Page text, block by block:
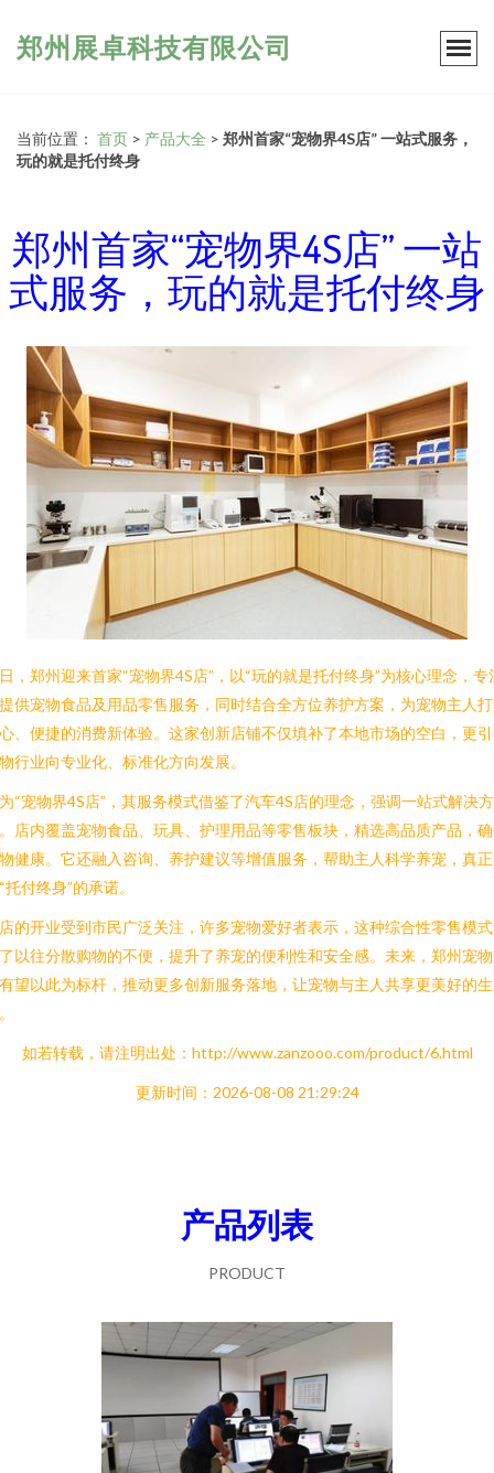
郑州展卓科技有限公司
当前位置： 首页 > 产品大全 > 郑州首家“宠物界4S店” 一站式服务，
玩的就是托付终身
郑州首家“宠物界4S店” 一站
式服务，玩的就是托付终身
，郑州迎来首家“宠物界4S店”，以“玩的就是托付终身”为核心理念，专
供宠物食品及用品零售服务，同时结合全方位养护方案，为宠物主人
、便捷的消费新体验。这家创新店铺不仅填补了本地市场的空白，更
行业向专业化、标准化方向发展。
“宠物界4S店”，其服务模式借鉴了汽车4S店的理念，强调一站式解决方
店内覆盖宠物食品、玩具、护理用品等零售板块，精选高品质产品，
健康。它还融入咨询、养护建议等增值服务，帮助主人科学养宠，真
托付终身”的承诺。
的开业受到市民广泛关注，许多宠物爱好者表示，这种综合性零售模
以往分散购物的不便，提升了养宠的便利性和安全感。未来，郑州宠
望以此为标杆，推动更多创新服务落地，让宠物与主人共享更美好的生
如若转载，请注明出处：http://www.zanzooo.com/product/6.html
更新时间：2026-08-08 21:29:24
产品列表
PRODUCT